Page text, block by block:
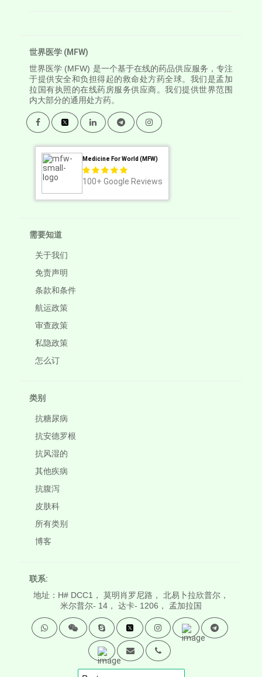
世界医学 (MFW)
世界医学 (MFW) 是一个基于在线的药品供应服务，专注
于提供安全和负担得起的救命处方药全球。我们是孟加
拉国有执照的在线药房服务供应商。我们提供世界范围
内大部分的通用处方药。
Medicine For World (MFW)
100+ Google Reviews
需要知道
关于我们
免责声明
条款和条件
航运政策
审查政策
私隐政策
怎么订
类别
抗糖尿病
抗安德罗根
抗风湿的
其他疾病
抗腹泻
皮肤科
所有类别
博客
联系:
地址：H# DCC1， 莫明肖罗尼路， 北易卜拉欣普尔，
米尔普尔- 14， 达卡- 1206， 孟加拉国